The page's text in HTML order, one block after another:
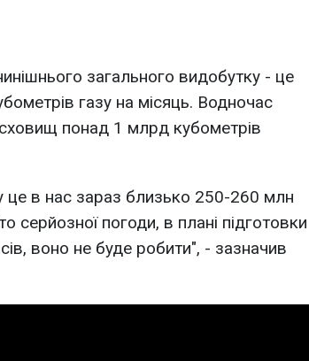
загального видобутку - це
газу на місяць. Водночас
понад 1 млрд кубометрів
це в нас зараз близько 250-260 млн
серйозної погоди, в плані підготовки
воно не буде робити", - зазначив